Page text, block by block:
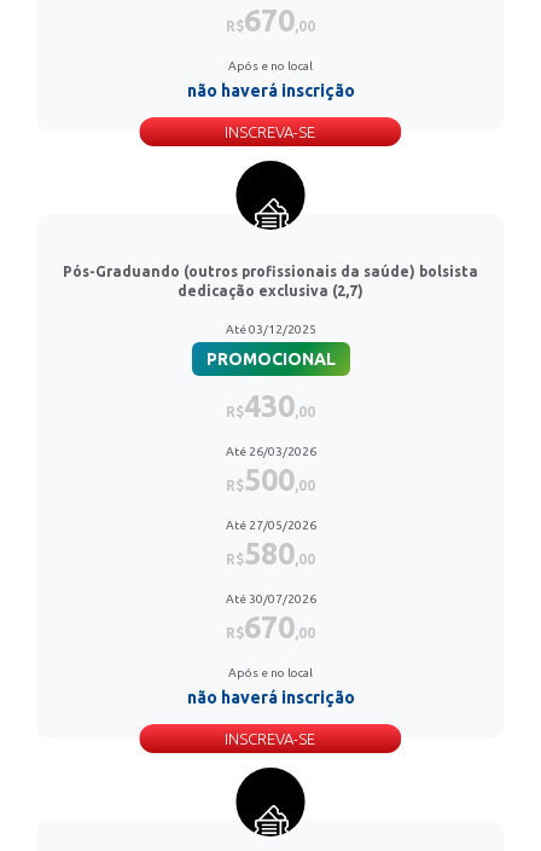
R$670,00
Após e no local
não haverá inscrição
INSCREVA-SE
Pós-Graduando (outros profissionais da saúde) bolsista
dedicação exclusiva (2,7)
Até 03/12/2025
PROMOCIONAL
R$430,00
Até 26/03/2026
R$500,00
Até 27/05/2026
R$580,00
Até 30/07/2026
R$670,00
Após e no local
não haverá inscrição
INSCREVA-SE